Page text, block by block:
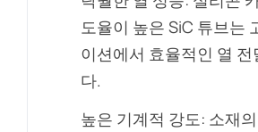
도율이 높은 SiC 튜브는
이션에서 효율적인 열
다.
높은 기계적 강도: 소재